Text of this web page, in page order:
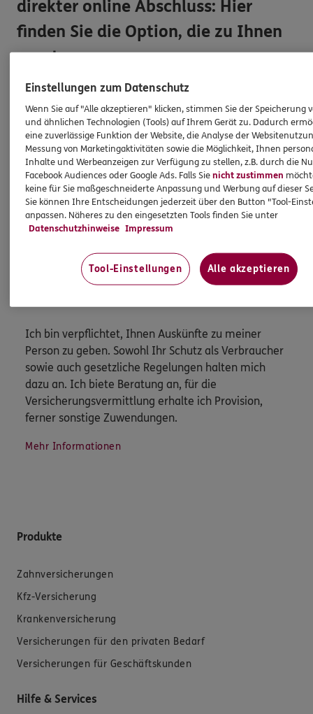
direkter online Abschluss: Hier
finden Sie die Option, die zu Ihnen
passt.
Nehmen Sie einfach Kontakt mit uns auf oder schließen
Sie direkt ab
Angebot anfordern
Beitrag berechnen
Ich bin verpflichtet, Ihnen Auskünfte zu meiner
Person zu geben. Sowohl Ihr Schutz als Verbraucher
sowie auch gesetzliche Regelungen halten mich
dazu an. Ich biete Beratung an, für die
Versicherungsvermittlung erhalte ich Provision,
ferner sonstige Zuwendungen.
Mehr Informationen
Produkte
Zahnversicherungen
Kfz-Versicherung
Krankenversicherung
Versicherungen für den privaten Bedarf
Versicherungen für Geschäftskunden
Hilfe & Services
Einstellungen zum Datenschutz
Wenn Sie auf "Alle akzeptieren" klicken, stimmen Sie der Speicherung
und ähnlichen Technologien (Tools) auf Ihrem Gerät zu. Dadurch
eine zuverlässige Funktion der Website, die Analyse der
Messung von Marketingaktivitäten sowie die Möglichkeit, Ihnen
Inhalte und Werbeanzeigen zur Verfügung zu stellen, z.B. durch die
Facebook Audiences oder Google Ads. Falls Sienicht zustimmen
keine für Sie maßgeschneiderte Anpassung und Werbung auf dieser
Sie können Ihre Entscheidungen jederzeit über den Button "Tool-
anpassen. Näheres zu den eingesetzten Tools finden Sie unter
Datenschutzhinweise Impressum
Tool-Einstellungen Alle akzeptieren